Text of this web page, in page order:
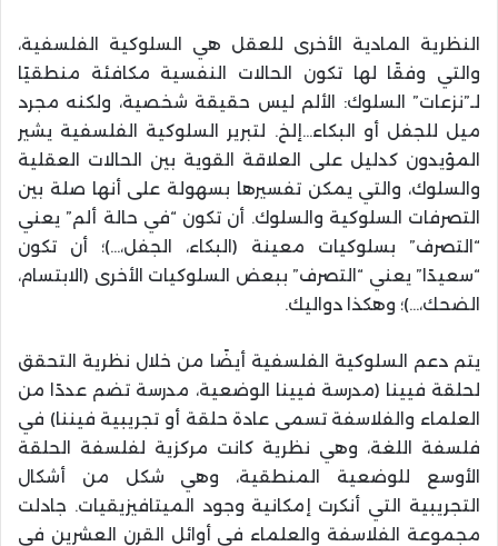
النظرية المادية الأخرى للعقل هي السلوكية الفلسفية،
والتي وفقًا لها تكون الحالات النفسية مكافئة منطقيًا
لـ”نزعات” السلوك: الألم ليس حقيقة شخصية، ولكنه مجرد
ميل للجفل أو البكاء…إلخ. لتبرير السلوكية الفلسفية يشير
المؤيدون كدليل على العلاقة القوية بين الحالات العقلية
والسلوك، والتي يمكن تفسيرها بسهولة على أنها صلة بين
التصرفات السلوكية والسلوك. أن تكون “في حالة ألم” يعني
“التصرف” بسلوكيات معينة (البكاء، الجفل،…)؛ أن تكون
“سعيدًا” يعني “التصرف” ببعض السلوكيات الأخرى (الابتسام،
الضحك،…)؛ وهكذا دواليك.
يتم دعم السلوكية الفلسفية أيضًا من خلال نظرية التحقق
لحلقة فيينا (مدرسة فيينا الوضعية، مدرسة تضم عددًا من
العلماء والفلاسفة تسمى عادة حلقة أو تجريبية فيننا) في
فلسفة اللغة، وهي نظرية كانت مركزية لفلسفة الحلقة
الأوسع للوضعية المنطقية، وهي شكل من أشكال
التجريبية التي أنكرت إمكانية وجود الميتافيزيقيات. جادلت
مجموعة الفلاسفة والعلماء في أوائل القرن العشرين في